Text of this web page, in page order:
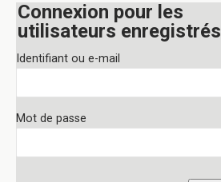
Connexion pour les
utilisateurs enregistrés
Identifiant ou e-mail
Mot de passe